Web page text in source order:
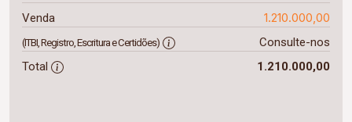
Venda 1.210.000,00
(ITBI, Registro, Escritura e Certidões)
Consulte-nos
Total
1.210.000,00